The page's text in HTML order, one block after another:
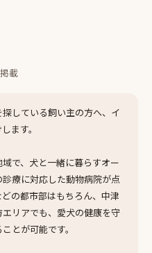
載
している飼い主の方へ、イ
ます。
で、犬と一緒に暮らすオー
療に対応した動物病院が点
の都市部はもちろん、中津
リアでも、愛犬の健康を守
とが可能です。